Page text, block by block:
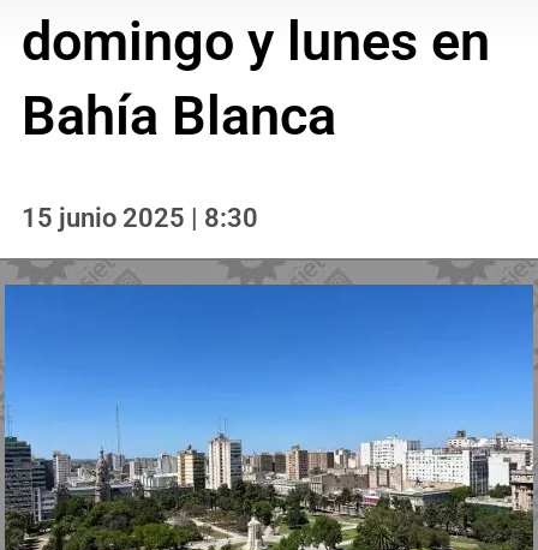
domingo y lunes en
Bahía Blanca
15 junio 2025 | 8:30